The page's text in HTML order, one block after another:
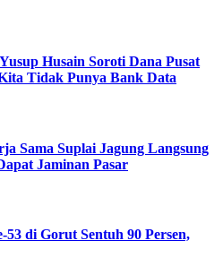
Husain Soroti Dana Pusat
Tidak Punya Bank Data
Sama Suplai Jagung Langsung
Jaminan Pasar
di Gorut Sentuh 90 Persen,